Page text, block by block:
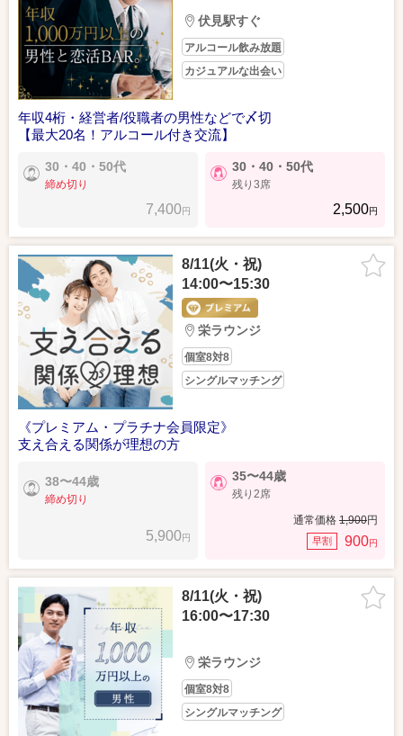
伏見駅すぐ
アルコール飲み放題
カジュアルな出会い
年収4桁・経営者/役職者の男性などで〆切
【最大20名！アルコール付き交流】
30・40・50代
締め切り
7,400円
30・40・50代
残り3席
2,500円
8/11(火・祝)
14:00〜15:30
栄ラウンジ
個室8対8
シングルマッチング
《プレミアム・プラチナ会員限定》
支え合える関係が理想の方
38〜44歳
締め切り
5,900円
35〜44歳
残り2席
通常価格 1,900円
早割 900円
8/11(火・祝)
16:00〜17:30
栄ラウンジ
個室8対8
シングルマッチング